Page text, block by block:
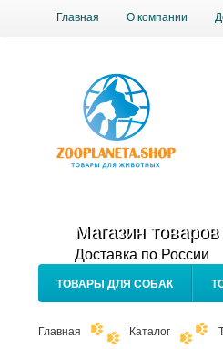
Главная О компании
Магазин
Доставка по России
ТОВАРЫ ДЛЯ СОБАК
Главная Каталог